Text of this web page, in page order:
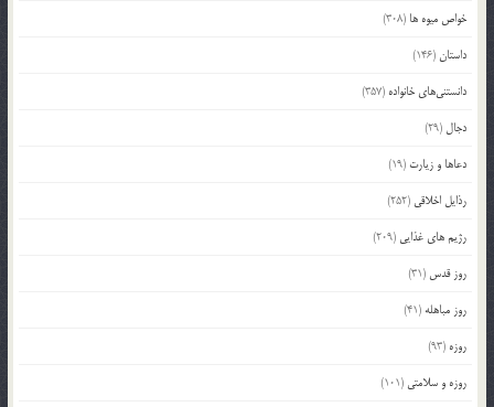
خواص میوه ها (308)
داستان(146)
دانستنی‌های خانواده (357)
دجال (29)
دعاها و زیارت (19)
رذایل اخلاقی (252)
رژیم های غذایی (209)
روز قدس (31)
روز مباهله (41)
روزه (93)
روزه و سلامتی (101)